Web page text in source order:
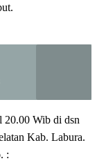
20.00 Wib di dsn
Kab. Labura.
: